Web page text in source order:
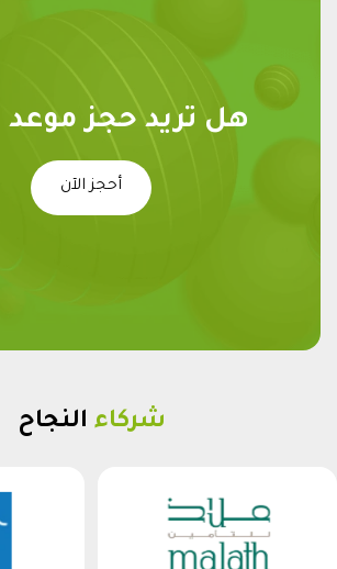
هل تريد حجز موعد
أحجز الآن
شركاء النجاح